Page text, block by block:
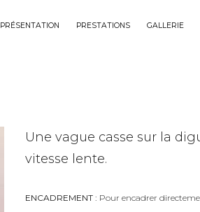
PRÉSENTATION PRESTATIONS GALLERIE
Une vague casse sur la
vitesse lente.
ENCADREMENT : Pour encadrer